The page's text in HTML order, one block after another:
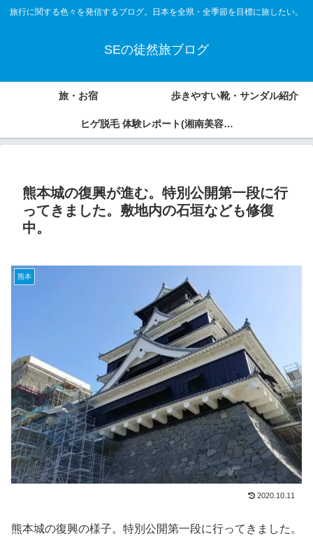
旅行に関する色々を発信するブログ。日本を全県・全季節を目標に旅したい。
SEの徒然旅ブログ
旅・お宿 歩きやすい靴・サンダル紹介
ヒゲ脱毛 体験レポート(湘南美容外
熊本城の復興が進む。特別公開第一段に行
ってきました。敷地内の石垣なども修復
中。
熊本
2020.10.11
熊本城の復興の様子。特別公開第一段に行ってきました。